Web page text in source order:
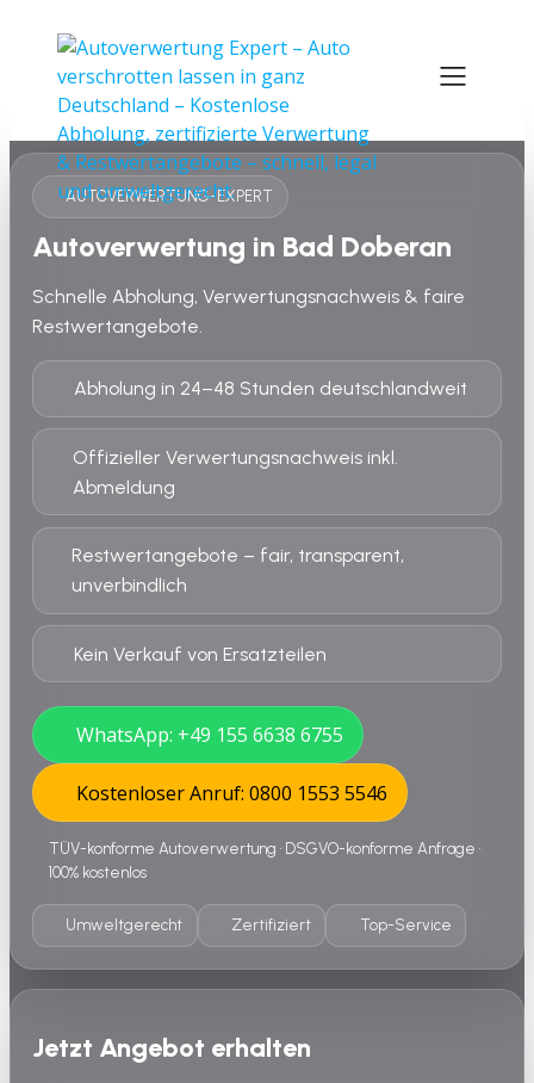
AUTOVERWERTUNG-EXPERT
Autoverwertung in Bad Doberan
Schnelle Abholung, Verwertungsnachweis & faire
Restwertangebote.
Abholung in 24–48 Stunden deutschlandweit
Offizieller Verwertungsnachweis inkl.
Abmeldung
Restwertangebote – fair, transparent,
unverbindlich
Kein Verkauf von Ersatzteilen
WhatsApp: +49 155 6638 6755
Kostenloser Anruf: 0800 1553 5546
TÜV-konforme Autoverwertung • DSGVO-konforme Anfrage •
100% kostenlos
Umweltgerecht Zertifiziert Top-Service
Jetzt Angebot erhalten